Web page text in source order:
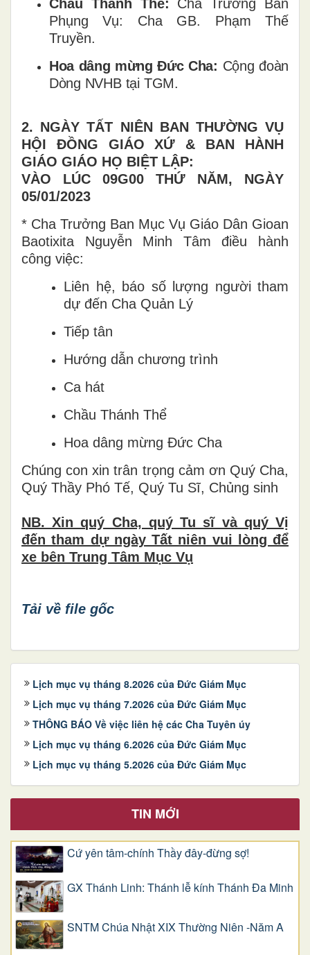
Chầu Thánh Thể: Cha Trưởng Ban
Phụng Vụ: Cha GB. Phạm Thế
Truyền.
Hoa dâng mừng Đức Cha: Cộng đoàn
Dòng NVHB tại TGM.
2. NGÀY TẤT NIÊN BAN THƯỜNG VỤ
HỘI ĐỒNG GIÁO XỨ & BAN HÀNH
GIÁO GIÁO HỌ BIỆT LẬP:
VÀO LÚC 09G00 THỨ NĂM, NGÀY
05/01/2023
* Cha Trưởng Ban Mục Vụ Giáo Dân Gioan
Baotixita Nguyễn Minh Tâm điều hành
công việc:
Liên hệ, báo số lượng người tham
dự đến Cha Quản Lý
Tiếp tân
Hướng dẫn chương trình
Ca hát
Chầu Thánh Thể
Hoa dâng mừng Đức Cha
Chúng con xin trân trọng cảm ơn Quý Cha,
Quý Thầy Phó Tế, Quý Tu Sĩ, Chủng sinh
NB. Xin quý Cha, quý Tu sĩ và quý Vị
đến tham dự ngày Tất niên vui lòng để
xe bên Trung Tâm Mục Vụ
Tải về file gốc
Lịch mục vụ tháng 8.2026 của Đức Giám Mục
Lịch mục vụ tháng 7.2026 của Đức Giám Mục
THÔNG BÁO Về việc liên hệ các Cha Tuyên úy
Lịch mục vụ tháng 6.2026 của Đức Giám Mục
Lịch mục vụ tháng 5.2026 của Đức Giám Mục
TIN MỚI
Cứ yên tâm-chính Thầy đây-đừng sợ!
GX Thánh Linh: Thánh lễ kính Thánh Đa Minh
SNTM Chúa Nhật XIX Thường Niên -Năm A